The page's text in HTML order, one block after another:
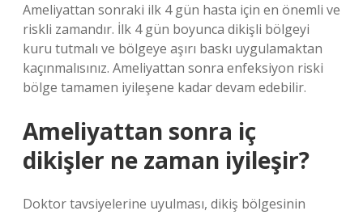
Ameliyattan sonraki ilk 4 gün hasta için en önemli ve
riskli zamandır. İlk 4 gün boyunca dikişli bölgeyi
kuru tutmalı ve bölgeye aşırı baskı uygulamaktan
kaçınmalısınız. Ameliyattan sonra enfeksiyon riski
bölge tamamen iyileşene kadar devam edebilir.
Ameliyattan sonra iç
dikişler ne zaman iyileşir?
Doktor tavsiyelerine uyulması, dikiş bölgesinin